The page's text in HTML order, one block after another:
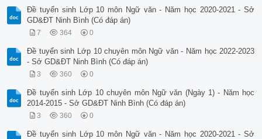
Đề tuyển sinh Lớp 10 môn Ngữ văn - Năm học 2020-2021 - Sở
GD&ĐT Ninh Bình (Có đáp án)
7 364 0
Đề tuyển sinh Lớp 10 chuyên môn Ngữ văn - Năm học 2022-2023
- Sở GD&ĐT Ninh Bình (Có đáp án)
3 360 0
Đề tuyển sinh Lớp 10 chuyên môn Ngữ văn (Ngày 1) - Năm học
2014-2015 - Sở GD&ĐT Ninh Bình (Có đáp án)
3 360 0
Đề tuyển sinh Lớp 10 môn Ngữ văn - Năm học 2020-2021 - Sở